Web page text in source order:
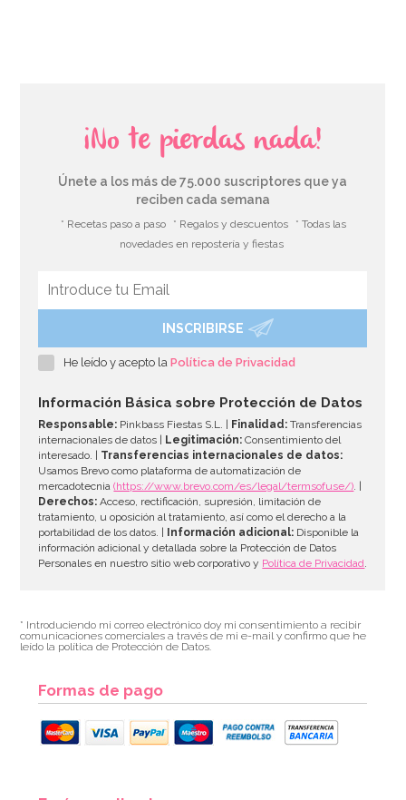
Cápsulas para Cupcakes Hombre de Nieve
AÑADIR
¡No te pierdas nada!
Únete a los más de 75.000 suscriptores que ya
reciben cada semana
* Recetas paso a paso * Regalos y descuentos
* Todas las
novedades en repostería y fiestas
INSCRIBIRSE
He leído y acepto laPolítica de Privacidad
Información Básica sobre Protección de Datos
Responsable: Pinkbass Fiestas S.L. | Finalidad: Transferencias
internacionales de datos |
Legitimación: Consentimiento del
interesado. | Transferencias internacionales de datos:
Usamos Brevo como plataforma de automatización de
mercadotecnia(https://www.brevo.com/es/legal/termsofuse/). |
Derechos: Acceso, rectificación, supresión, limitación de
tratamiento, u oposición al tratamiento, así como el derecho a la
portabilidad de los datos. |
Información adicional: Disponible la
información adicional y detallada sobre la Protección de Datos
Personales en nuestro sitio web corporativo y Política de Privacidad.
* Introduciendo mi correo electrónico doy mi consentimiento a recibir
comunicaciones comerciales a través de mi e-mail y confirmo que he
leído la política de Protección de Datos.
Formas de pago